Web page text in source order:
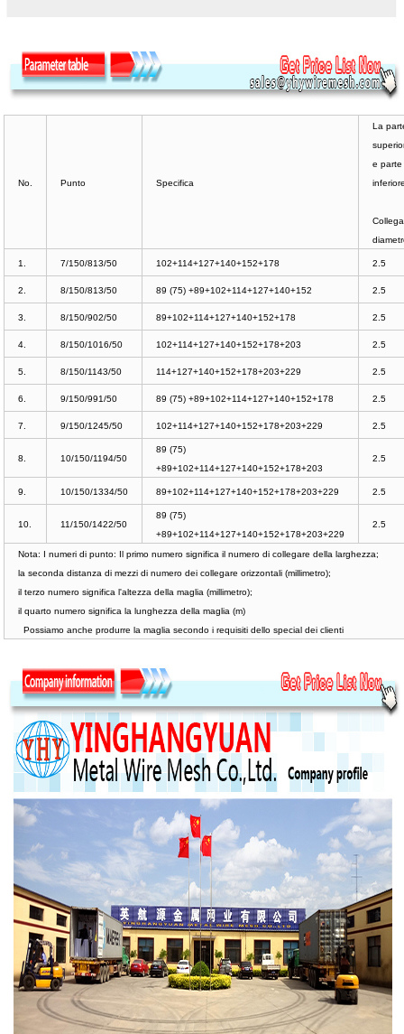
No. Punto Specifica
La
e parte
1. 7/150/813/50 102+114+127+140+152+178 2.5
2. 8/150/813/50 89 (75) +89+102+114+127+140+152 2.5
3. 8/150/902/50 89+102+114+127+140+152+178 2.5
4. 8/150/1016/50 102+114+127+140+152+178+203 2.5
5. 8/150/1143/50 114+127+140+152+178+203+229 2.5
6. 9/150/991/50 89 (75) +89+102+114+127+140+152+178 2.5
7. 9/150/1245/50 102+114+127+140+152+178+203+229 2.5
8. 10/150/1194/50
89 (75)
+89+102+114+127+140+152+178+203
2.5
9. 10/150/1334/50 89+102+114+127+140+152+178+203+229 2.5
10. 11/150/1422/50
89 (75)
+89+102+114+127+140+152+178+203+229
2.5
Nota: I numeri di punto: Il primo numero significa il numero di collegare della larghezza;
la seconda distanza di mezzi di numero dei collegare orizzontali (millimetro);
il terzo numero significa l'altezza della maglia (millimetro);
il quarto numero significa la lunghezza della maglia (m)
Possiamo anche produrre la maglia secondo i requisiti dello special dei clienti